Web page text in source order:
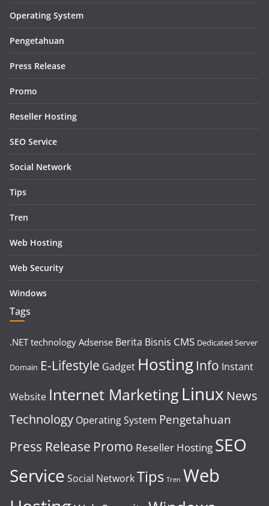
Operating System
Pengetahuan
Press Release
Promo
Reseller Hosting
SEO Service
Social Network
Tips
Tren
Web Hosting
Web Security
Windows
Tags
.NET technology Adsense Berita Bisnis CMS Dedicated Server
Domain E-Lifestyle Gadget Hosting Info Instant
Website Internet Marketing Linux News
Technology Operating System Pengetahuan
Press Release Promo Reseller Hosting SEO
Service Social NetworkTips Tren Web